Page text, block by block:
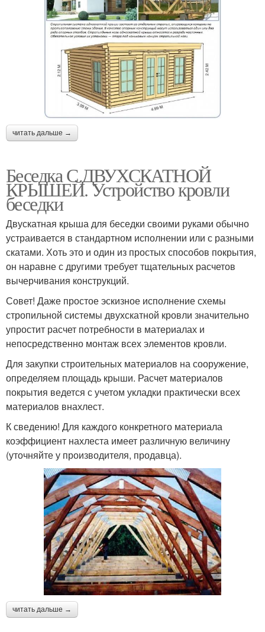
читать дальше →
Беседка С ДВУХСКАТНОЙ
КРЫШЕЙ. Устройство кровли
беседки
Двускатная крыша для беседки своими руками обычно
устраивается в стандартном исполнении или с разными
скатами. Хоть это и один из простых способов покрытия,
он наравне с другими требует тщательных расчетов
вычерчивания конструкций.
Совет! Даже простое эскизное исполнение схемы
стропильной системы двухскатной кровли значительно
упростит расчет потребности в материалах и
непосредственно монтаж всех элементов кровли.
Для закупки строительных материалов на сооружение,
определяем площадь крыши. Расчет материалов
покрытия ведется с учетом укладки практически всех
материалов внахлест.
К сведению! Для каждого конкретного материала
коэффициент нахлеста имеет различную величину
(уточняйте у производителя, продавца).
читать дальше →